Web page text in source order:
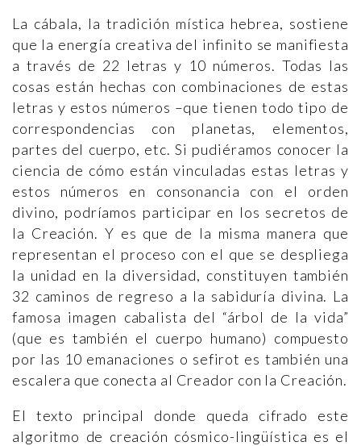
La cábala, la tradición mística hebrea, sostiene
que la energía creativa del infinito se manifiesta
a través de 22 letras y 10 números. Todas las
cosas están hechas con combinaciones de estas
letras y estos números –que tienen todo tipo de
correspondencias con planetas, elementos,
partes del cuerpo, etc. Si pudiéramos conocer la
ciencia de cómo están vinculadas estas letras y
estos números en consonancia con el orden
divino, podríamos participar en los secretos de
la Creación. Y es que de la misma manera que
representan el proceso con el que se despliega
la unidad en la diversidad, constituyen también
32 caminos de regreso a la sabiduría divina. La
famosa imagen cabalista del “árbol de la vida”
(que es también el cuerpo humano) compuesto
por las 10 emanaciones o sefirot es también una
escalera que conecta al Creador con la Creación.
El texto principal donde queda cifrado este
algoritmo de creación cósmico-lingüística es el